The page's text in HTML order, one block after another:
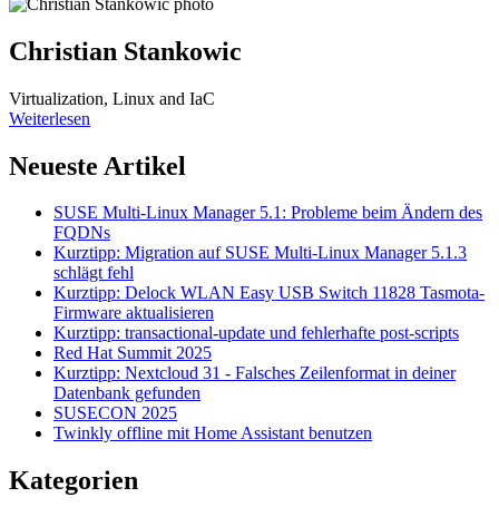
Christian Stankowic
Virtualization, Linux and IaC
Weiterlesen
Neueste Artikel
SUSE Multi-Linux Manager 5.1: Probleme beim Ändern des
FQDNs
Kurztipp: Migration auf SUSE Multi-Linux Manager 5.1.3
schlägt fehl
Kurztipp: Delock WLAN Easy USB Switch 11828 Tasmota-
Firmware aktualisieren
Kurztipp: transactional-update und fehlerhafte post-scripts
Red Hat Summit 2025
Kurztipp: Nextcloud 31 - Falsches Zeilenformat in deiner
Datenbank gefunden
SUSECON 2025
Twinkly offline mit Home Assistant benutzen
Kategorien